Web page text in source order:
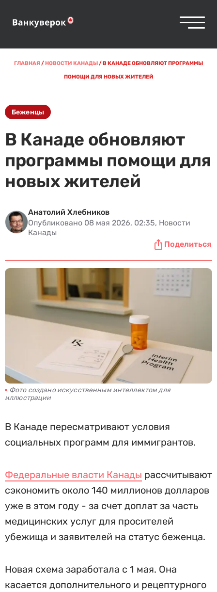
ГЛАВНАЯ /НОВОСТИ КАНАДЫ/В КАНАДЕ ОБНОВЛЯЮТ ПРОГРАММЫ
ПОМОЩИ ДЛЯ НОВЫХ ЖИТЕЛЕЙ
Беженцы
В Канаде обновляют
программы помощи для
новых жителей
Анатолий Хлебников
Опубликовано 08 мая 2026, 02:35, Новости
Канады
Поделиться
Фото создано искусственным интеллектом для
иллюстрации
В Канаде пересматривают условия
социальных программ для иммигрантов.
Федеральные власти Канады рассчитывают
сэкономить около 140 миллионов долларов
уже в этом году - за счет доплат за часть
медицинских услуг для просителей
убежища и заявителей на статус беженца.
Новая схема заработала с 1 мая. Она
касается дополнительного и рецептурного